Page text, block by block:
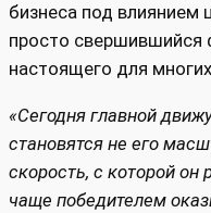
бизнеса под влиянием
просто свершившийся
настоящего для
«Сегодня главной дв
становятся не его
скорость, с которой он
чаще победителем